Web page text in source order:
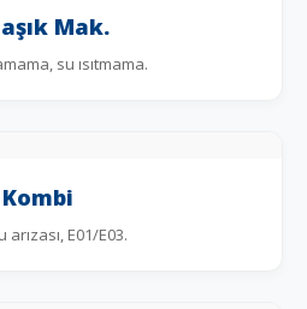
Mak.
su ısıtmama.
Kombi
arızası, E01/E03.